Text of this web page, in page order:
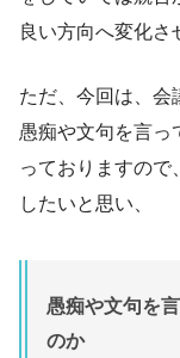
良い方向へ変化さ
ただ、今回は、会
愚痴や文句を言っ
っておりますので
したいと思い、
愚痴や文句を
のか